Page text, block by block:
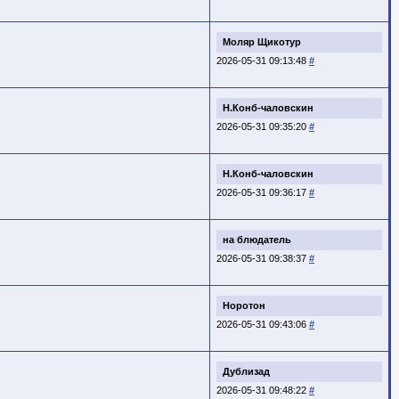
Моляр Щикотур
2026-05-31 09:13:48 #
Н.Конб-чаловскин
2026-05-31 09:35:20 #
Н.Конб-чаловскин
2026-05-31 09:36:17 #
на блюдатель
2026-05-31 09:38:37 #
Норотон
2026-05-31 09:43:06 #
Дублизад
2026-05-31 09:48:22 #